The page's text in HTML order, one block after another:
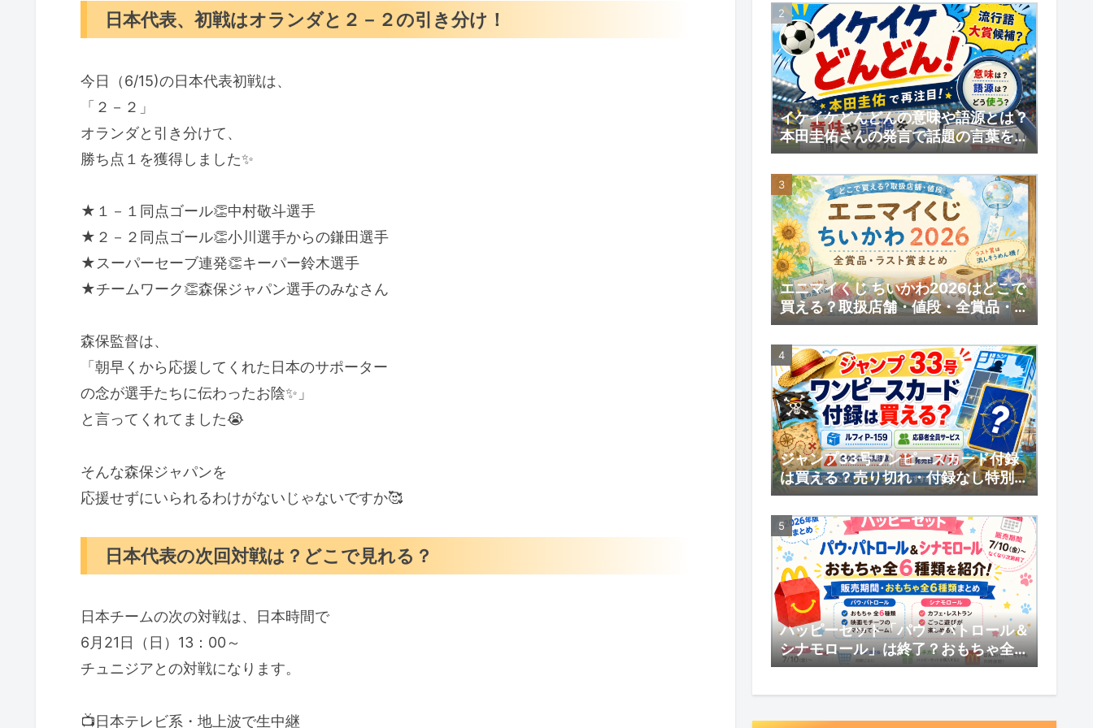
日本代表、初戦はオランダと２－２の引き分け！
今日（6/15)の日本代表初戦は、
「２－２」
オランダと引き分けて、
勝ち点１を獲得しました✨️
★１－１同点ゴール👏中村敬斗選手
★２－２同点ゴール👏小川選手からの鎌田選手
★スーパーセーブ連発👏キーパー鈴木選手
★チームワーク👏森保ジャパン選手のみなさん
森保監督は、
「朝早くから応援してくれた日本のサポーター
の念が選手たちに伝わったお陰✨️」
と言ってくれてました😭
そんな森保ジャパンを
応援せずにいられるわけがないじゃないですか🥰
日本代表の次回対戦は？どこで見れる？
日本チームの次の対戦は、日本時間で
6月21日（日）13：00～
チュニジアとの対戦になります。
📺️日本テレビ系・地上波で生中継
イケイケどんどんの意味や語源とは？
本田圭佑さんの発言で話題の言葉を調
べてみた｜【いい日】増刊号
エニマイくじ ちいかわ2026はどこで
買える？取扱店舗・値段・全賞品・ラ
スト賞まとめ
ジャンプ33号ワンピースカード付録
は買える？売り切れ・付録なし特別版
の受注販売・応募者全員サービスまと
め
ハッピーセット「パウ・パトロール＆
シナモロール」は終了？おもちゃ全6
種類・販売期間まとめ